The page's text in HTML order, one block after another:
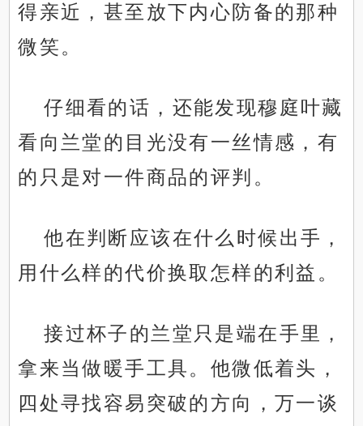
得亲近，甚至放下内心防备的那种
微笑。
仔细看的话，还能发现穆庭叶藏
看向兰堂的目光没有一丝情感，有
的只是对一件商品的评判。
他在判断应该在什么时候出手，
用什么样的代价换取怎样的利益。
接过杯子的兰堂只是端在手里，
拿来当做暖手工具。他微低着头，
四处寻找容易突破的方向，万一谈